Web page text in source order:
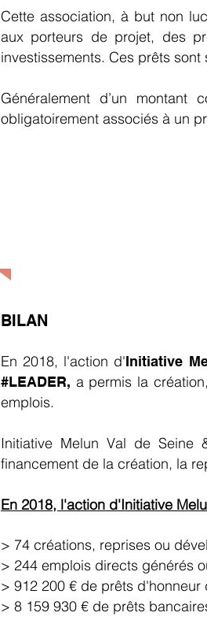
Cette association, à but non
aux porteurs de projet, des
investissements. Ces prêts
Généralement d’un
obligatoirement associés à un
BILAN
En 2018, l'action d'Initiative
#LEADER, a permis la
emplois.
Initiative Melun Val de Seine
financement de la création, la
En 2018, l'action d'Initiative
> 74 créations, reprises ou
> 244 emplois directs générés
> 912 200 € de prêts
> 8 159 930 € de prêts